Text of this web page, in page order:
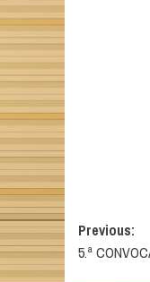
Post
Previous:
5.ª